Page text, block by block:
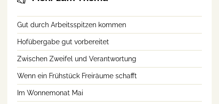
Gut durch Arbeitsspitzen kommen
Hofübergabe gut vorbereitet
Zwischen Zweifel und Verantwortung
Wenn ein Frühstück Freiräume schafft
Im Wonnemonat Mai